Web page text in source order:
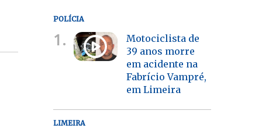
POLÍCIA
1.
Motociclista de
39 anos morre
em acidente na
Fabrício Vampré,
em Limeira
LIMEIRA